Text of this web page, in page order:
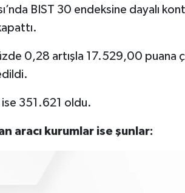
BIST 30 endeksine dayalı
0,28 artışla 17.529,00 puana
ise 351.621 oldu.
aracı kurumlar ise şunlar: